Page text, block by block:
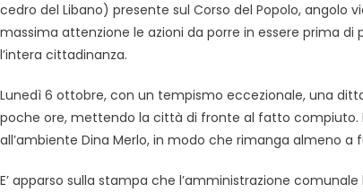
cedro del Libano) presente sul Corso del Popolo, angolo
massima attenzione le azioni da porre in essere prima
l’intera cittadinanza.
Lunedì 6 ottobre, con un tempismo eccezionale, una
poche ore, mettendo la città di fronte al fatto compiuto.
all’ambiente Dina Merlo, in modo che rimanga almeno a
E’ apparso sulla stampa che l’amministrazione